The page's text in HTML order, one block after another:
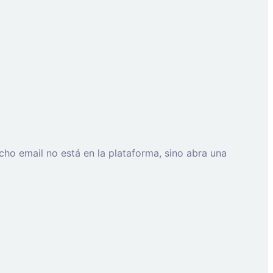
email no está en la plataforma, sino abra una